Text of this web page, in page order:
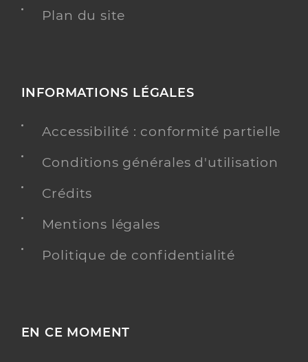
Plan du site
INFORMATIONS LÉGALES
Accessibilité : conformité partielle
Conditions générales d'utilisation
Crédits
Mentions légales
Politique de confidentialité
EN CE MOMENT